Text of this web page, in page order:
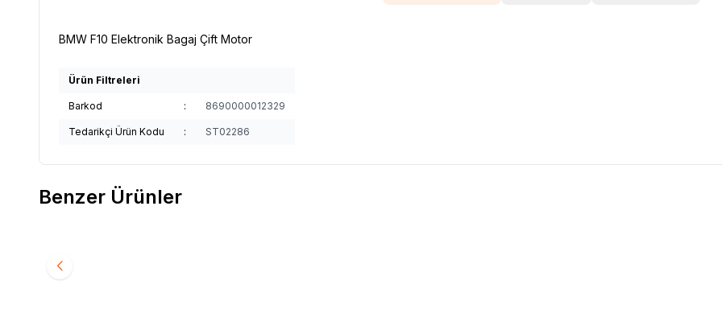
BMW F10 Elektronik Bagaj Çift Motor
Ürün Filtreleri
Barkod : 8690000012329
Tedarikçi Ürün Kodu : ST02286
Benzer Ürünler
Ürün fiyatını görmek için